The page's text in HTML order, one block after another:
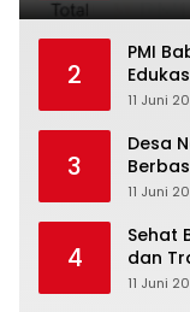
2
‎PMI
11 Juni
3
‎Desa
11 Juni
4
‎Sehat
dan
11 Juni